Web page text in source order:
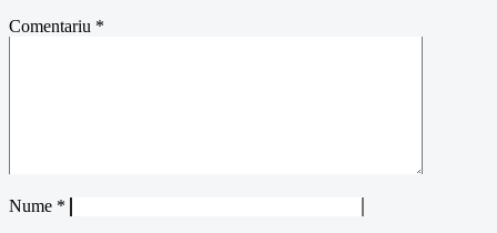
Comentariu *
Nume *